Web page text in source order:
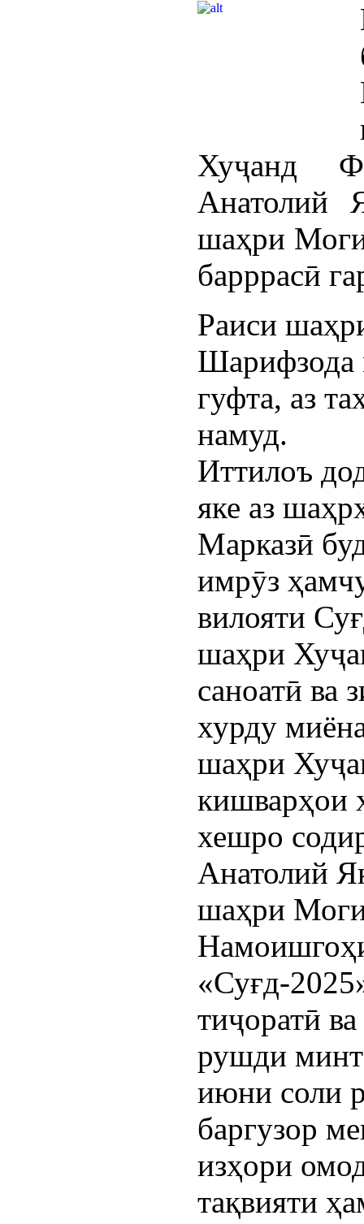
Хуҷанд
Анатолий
шаҳри
барррасӣ
Раиси
Шарифзода
гуфта, аз
намуд.
Иттилоъ
яке аз
Марказӣ
имрӯз
вилояти
шаҳри
саноатӣ ва
хурду
шаҳри
кишварҳои
хешро
Анатолий
шаҳри
«Суғд-
тиҷоратӣ
рушди
июни соли
баргузор
изҳори
тақвияти